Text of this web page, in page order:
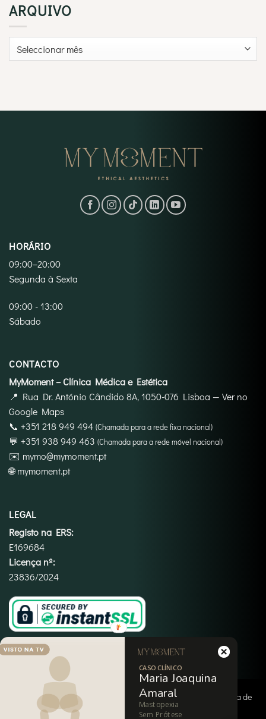
ARQUIVO
Arquivo
HORÁRIO
09:00–20:00
Segunda à Sexta
09:00 - 13:00
Sábado
CONTACTO
MyMoment – Clínica Médica e Estética
📍 Rua Dr. António Cândido 8A, 1050-076 Lisboa — Ver no
Google Maps
📞 +351 218 949 494 (Chamada para a rede fixa nacional)
💬 +351 938 949 463 (Chamada para a rede móvel nacional)
✉️ mymo@mymoment.pt
🌐mymoment.pt
LEGAL
Registo na ERS:
E169684
Licença nº:
23836/2024
Copyright 2026 ©My Moment Termos e Condições
Política de
Privacidade
| Política de Cookies|Imprint
CASO CLÍNICO
Maria Joaquina
Amaral
Mastopexia
Sem Prótese